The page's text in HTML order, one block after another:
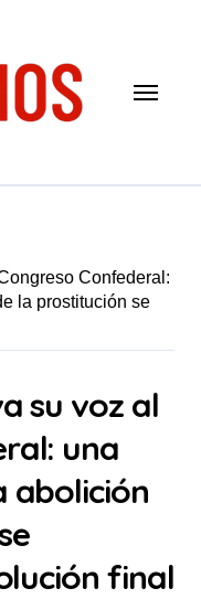
Confederal:
la prostitución se
su voz al
una
abolición
final